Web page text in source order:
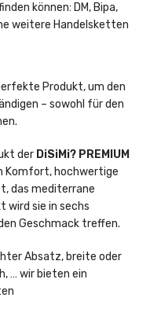
können: DM, Bipa,
weitere Handelsketten
Produkt, um den
– sowohl für den
der DiSiMi? PREMIUM
Komfort, hochwertige
das mediterrane
wird sie in sechs
Geschmack treffen.
Absatz, breite oder
… wir bieten ein